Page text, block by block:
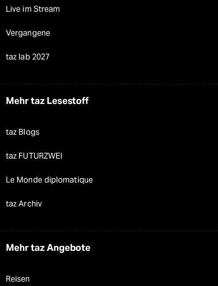
Live im Stream
Vergangene
taz lab 2027
Mehr taz Lesestoff
taz Blogs
taz FUTURZWEI
Le Monde diplomatique
taz Archiv
Mehr taz Angebote
Reisen